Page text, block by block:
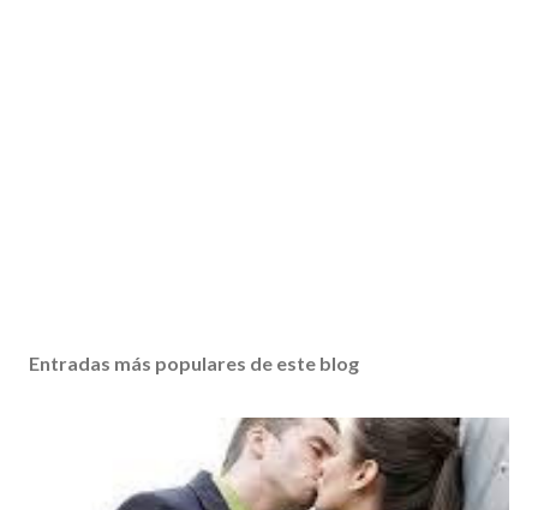
Entradas más populares de este blog